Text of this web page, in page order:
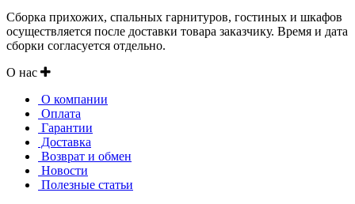
Сборка прихожих, спальных гарнитуров, гостиных и шкафов
осуществляется после доставки товара заказчику. Время и дата
сборки согласуется отдельно.
О нас
О компании
Оплата
Гарантии
Доставка
Возврат и обмен
Новости
Полезные статьи